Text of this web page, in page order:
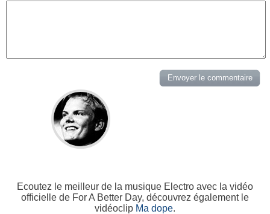
Ecoutez le meilleur de la musique Electro avec la vidéo
officielle de For A Better Day, découvrez également le
vidéoclip Ma dope.